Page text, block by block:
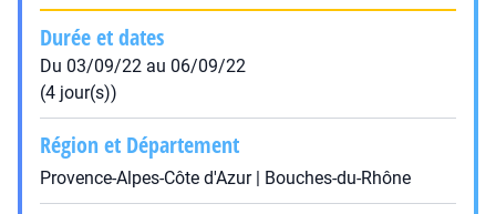
Durée et dates
Du 03/09/22 au 06/09/22
(4 jour(s))
Région et Département
Provence-Alpes-Côte d'Azur | Bouches-du-Rhône